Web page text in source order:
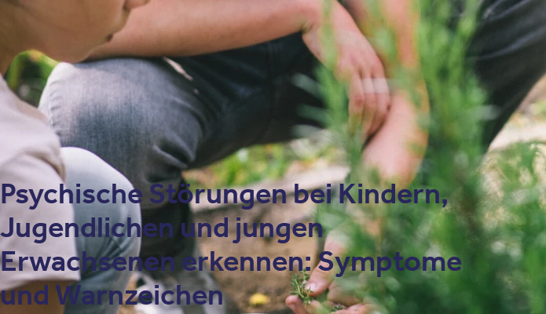
Psychische Störungen bei Kindern,
Jugendlichen und jungen
Erwachsenen erkennen: Symptome
und Warnzeichen